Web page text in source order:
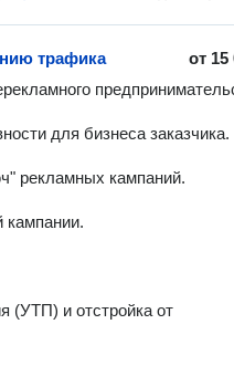
от 15
трафика
для бизнеса заказчика.
рекламных кампаний.
кампании.
(УТП) и отстройка от